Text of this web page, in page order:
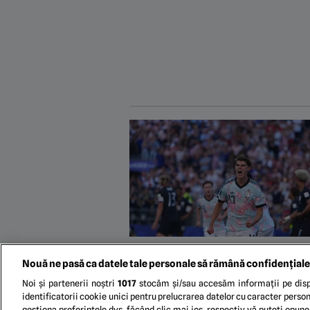
Nouă ne pasă ca datele tale personale să rămână confidențiale
Noi și partenerii noștri 1017stocăm și/sau accesăm informații pe
identificatorii cookie unici pentru prelucrarea datelor cu caracter